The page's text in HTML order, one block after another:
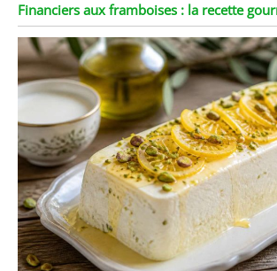
Financiers aux framboises : la recette